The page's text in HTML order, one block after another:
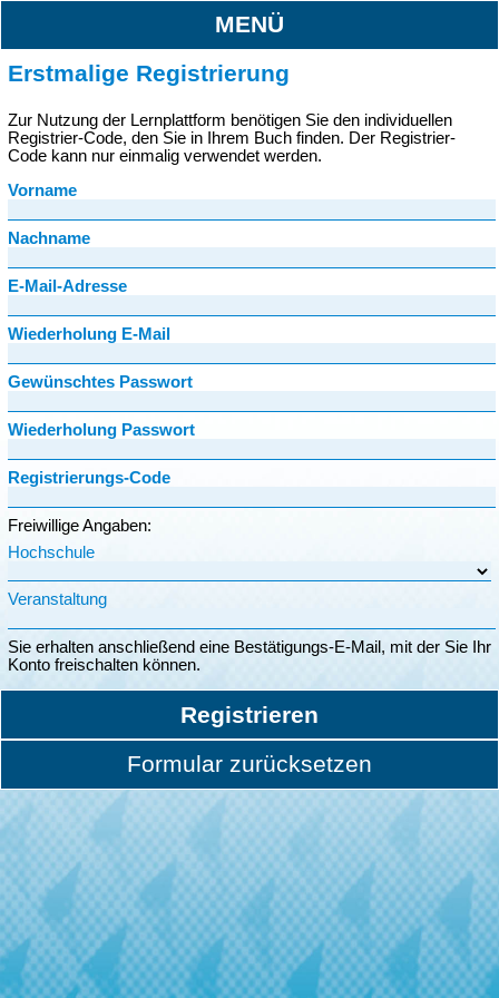
MENÜ
Erstmalige Registrierung
Zur Nutzung der Lernplattform benötigen Sie den individuellen
Registrier-Code, den Sie in Ihrem Buch finden. Der Registrier-
Code kann nur einmalig verwendet werden.
Vorname
Nachname
E-Mail-Adresse
Wiederholung E-Mail
Gewünschtes Passwort
Wiederholung Passwort
Registrierungs-Code
Freiwillige Angaben:
Hochschule
Veranstaltung
Sie erhalten anschließend eine Bestätigungs-E-Mail, mit der Sie Ihr
Konto freischalten können.
Registrieren
Formular zurücksetzen